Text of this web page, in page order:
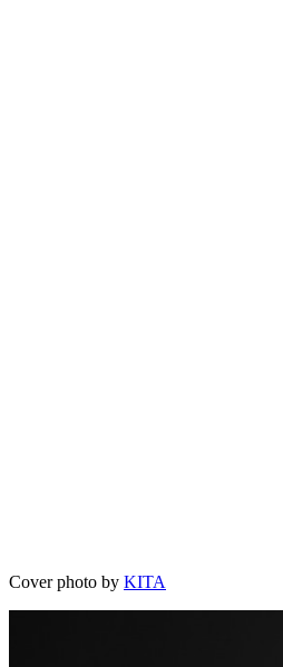
Cover photo by KITA